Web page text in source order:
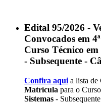
Edital 95/2026 -
Convocados em
Curso Técnico
- Subsequente -
Confira aqui a lista de
Matrícula para o
Sistemas -